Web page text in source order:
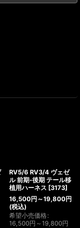
RV5/6 RV3/4 ヴェゼ
ル 前期-後期 テール移
植用ハーネス [3173]
16,500円 ～19,800円
(税込)
希望小売価格:
16,500円 ～19,800円